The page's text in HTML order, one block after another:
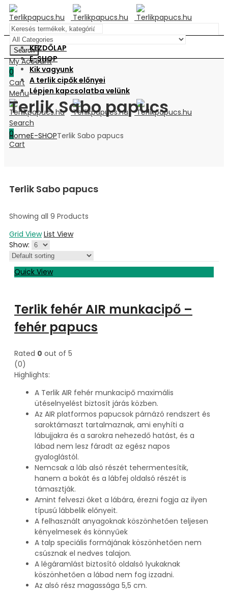
Search
My Account
0
Cart
Menu
Search
0
Cart
KEZDŐLAP
E-SHOP
Kik vagyunk
A terlik cipők előnyei
Lépjen kapcsolatba velünk
Terlik Sabo papucs
HomeE-SHOPTerlik Sabo papucs
Terlik Sabo papucs
Showing all 9 Products
Grid View List View
Show:
Quick View
Terlik fehér AIR munkacipő –
fehér papucs
Rated 0 out of 5
(0)
Highlights:
A Terlik AIR fehér munkacipő maximális
ütéselnyelést biztosít járás közben.
Az AIR platformos papucsok párnázó rendszert és
saroktámaszt tartalmaznak, ami enyhíti a
lábujjakra és a sarokra nehezedő hatást, és a
lábad nem lesz fáradt az egész napos
gyaloglástól.
Nemcsak a láb alsó részét tehermentesítik,
hanem a bokát és a lábfej oldalsó részét is
támasztják.
Amint felveszi őket a lábára, érezni fogja az ilyen
típusú lábbelik előnyeit.
A felhasznált anyagoknak köszönhetően teljesen
kényelmesek és könnyűek
A talp speciális formájának köszönhetően nem
csúsznak el nedves talajon.
A légáramlást biztosító oldalsó lyukaknak
köszönhetően a lábad nem fog izzadni.
Az alsó rész magassága 5,5 cm.